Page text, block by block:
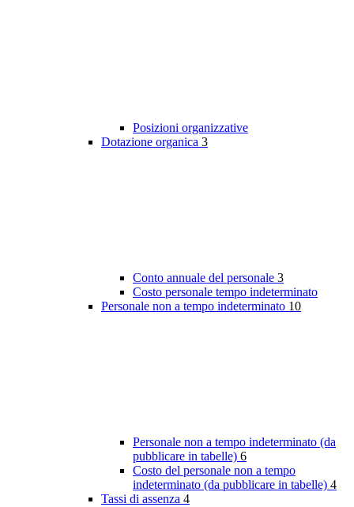
Posizioni organizzative
Dotazione organica 3
Conto annuale del personale 3
Costo personale tempo indeterminato
Personale non a tempo indeterminato 10
Personale non a tempo indeterminato (da
pubblicare in tabelle) 6
Costo del personale non a tempo
indeterminato (da pubblicare in tabelle) 4
Tassi di assenza 4